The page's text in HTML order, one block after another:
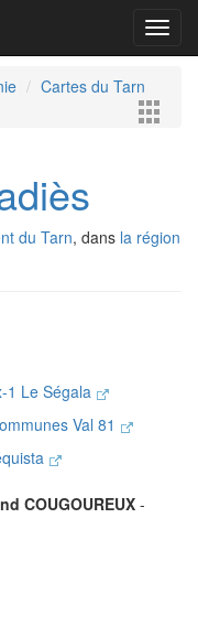
Cartes du Tarn
du Tarn, dans la région
1 Le Ségala
Val 81
COUGOUREUX -